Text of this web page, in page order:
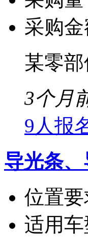
采购金
某零
3个月
9人报
导光条
位置要
适用车